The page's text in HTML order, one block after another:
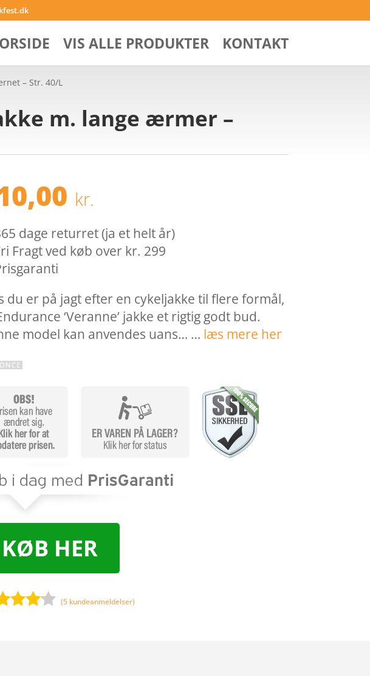
VIS ALLE PRODUKTER KONTAKT
– Str. 40/L
m. lange ærmer –
kr.
dage returret (ja et helt år)
Fragt ved køb over kr. 299
du er på jagt efter en cykeljakke til flere formål,
‘Veranne’ jakke et rigtig godt bud.
model kan anvendes uans… … læs mere her
KØB HER
(5 kundeanmeldelser)